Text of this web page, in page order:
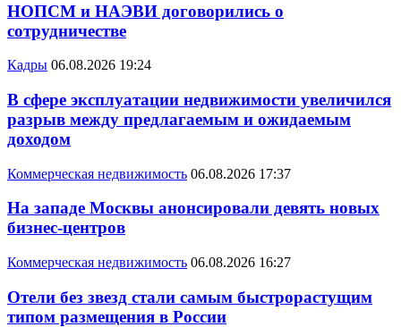
НОПСМ и НАЭВИ договорились о
сотрудничестве
Кадры 06.08.2026 19:24
В сфере эксплуатации недвижимости увеличился
разрыв между предлагаемым и ожидаемым
доходом
Коммерческая недвижимость 06.08.2026 17:37
На западе Москвы анонсировали девять новых
бизнес-центров
Коммерческая недвижимость 06.08.2026 16:27
Отели без звезд стали самым быстрорастущим
типом размещения в России